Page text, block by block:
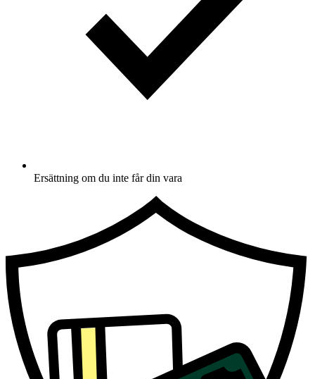
Ersättning om du inte får din vara